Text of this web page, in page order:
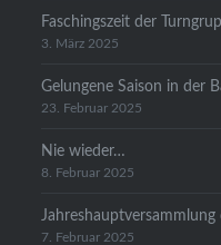
Faschingszeit der
3. März 2025
Gelungene Saison in der
23. Februar 2025
Nie wieder…
8. Februar 2025
7. Februar 2025